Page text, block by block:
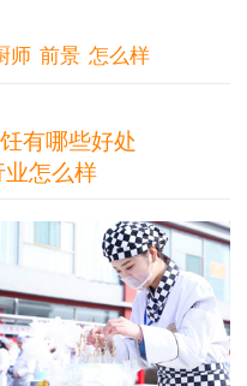
师 前景 怎么样
有哪些好处
怎么样